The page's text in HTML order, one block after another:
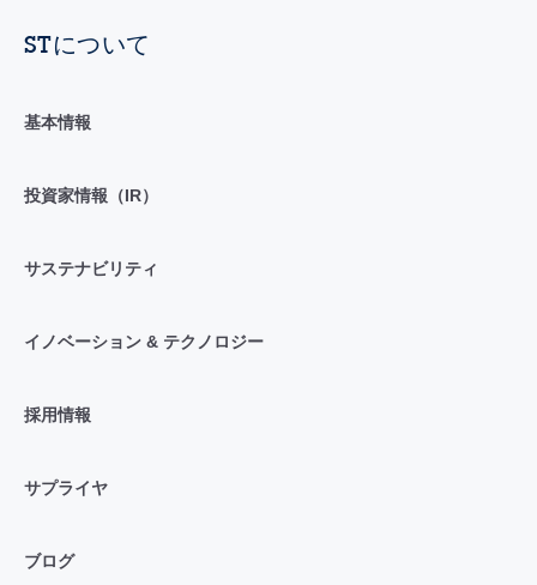
STについて
基本情報
投資家情報（IR）
サステナビリティ
イノベーション & テクノロジー
採用情報
サプライヤ
ブログ